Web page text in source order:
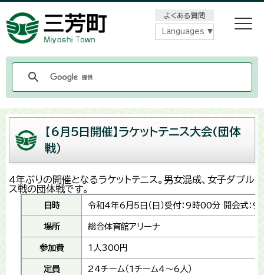
よくある質問
Languages
【6月5日開催】ラケットテニス大会(団体
戦）
4年ぶりの開催となるラケットテニス。男女混成、女子ダブル
ス戦の団体戦です。
日時 令和4年6月5日（日）受付：9時00分 開会式：
場所 総合体育館アリーナ
参加費 1人300円
定員 24チーム（1チーム4～6人）